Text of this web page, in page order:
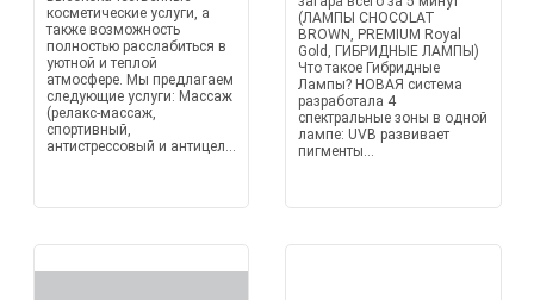
косметические услуги, а
также возможность
полностью расслабиться в
уютной и теплой
атмосфере. Мы предлагаем
следующие услуги: Массаж
(релакс-массаж,
спортивный,
антистрессовый и антицел...
(ЛАМПЫ CHOCOLAT
BROWN, PREMIUM Royal
Gold, ГИБРИДНЫЕ ЛАМПЫ)
Что такое Гибридные
Лампы? НОВАЯ система
разработала 4
спектральные зоны в одной
лампе: UVB развивает
пигменты...